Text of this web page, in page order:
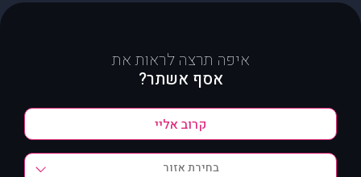
איפה תרצה לראות את
אסף אשתר?
בחירת אזור